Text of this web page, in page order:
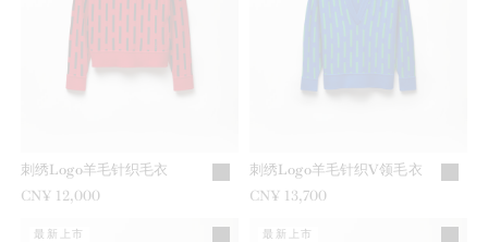
刺绣Logo羊毛针织毛衣
CN¥ 12,000
刺绣Logo羊毛针织V领毛衣
CN¥ 13,700
最新上市 最新上市